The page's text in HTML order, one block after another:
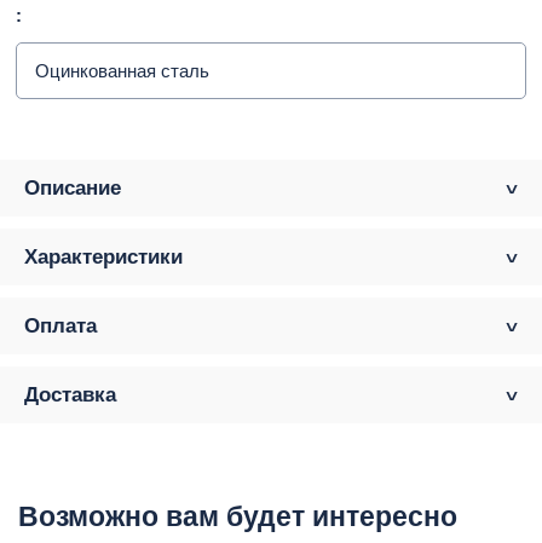
:
Оцинкованная сталь
Описание
Характеристики
Оплата
Доставка
Возможно вам будет интересно